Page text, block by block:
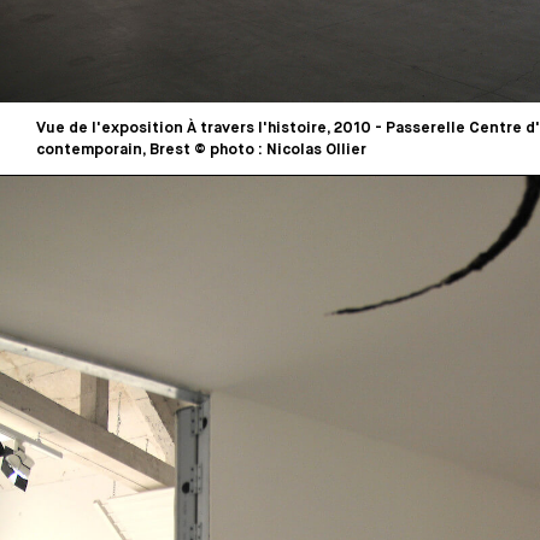
Vue de l'exposition À travers l'histoire, 2010 - Passerelle Centre
contemporain, Brest © photo : Nicolas Ollier